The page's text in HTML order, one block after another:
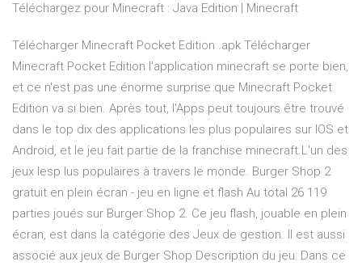
Téléchargez pour Minecraft : Java Edition | Minecraft
Télécharger Minecraft Pocket Edition .apk Télécharger
Minecraft Pocket Edition l'application minecraft se porte bien,
et ce n'est pas une énorme surprise que Minecraft Pocket
Edition va si bien. Après tout, l'Apps peut toujours être trouvé
dans le top dix des applications les plus populaires sur IOS et
Android, et le jeu fait partie de la franchise minecraft.L'un des
jeux lesp lus populaires à travers le monde. Burger Shop 2
gratuit en plein écran - jeu en ligne et flash Au total 26 119
parties joués sur Burger Shop 2. Ce jeu flash, jouable en plein
écran, est dans la catégorie des Jeux de gestion. Il est aussi
associé aux jeux de Burger Shop Description du jeu: Dans ce